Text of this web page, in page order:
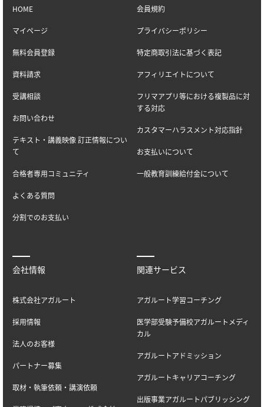
HOME
マイページ
無料会員登録
資料請求
受講相談
お問い合わせ
テキスト・講義映像 訂正情報につい
て
合格者専用コミュニティ
よくある質問
分割でのお支払い
会員規約
プライバシーポリシー
特定商取引法に基づく表記
アフィリエイトについて
フリマアプリ等における複製品に対
する対応
カスタマーハラスメント対応指針
お支払いについて
一般教育訓練給付金について
会社情報
株式会社アガルート
採用情報
法人のお客様
パートナー募集
取材・執筆依頼・講演依頼
関連サービス
アガルート学習コーチング
医学部受験予備校アガルートメディ
カル
アガルートアドミッション
アガルートキャリアコーチング
出版事業アガルートパブリッシング